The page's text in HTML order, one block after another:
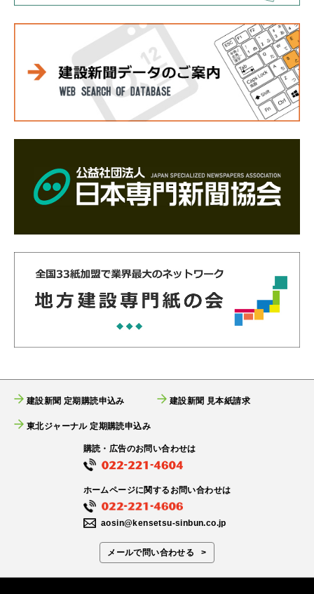
建設新聞 定期購読申込み 建設新聞 見本紙請求
東北ジャーナル 定期購読申込み
購読・広告のお問い合わせは
ホームページに関するお問い合わせは
aosin@kensetsu-sinbun.co.jp
メールで問い合わせる